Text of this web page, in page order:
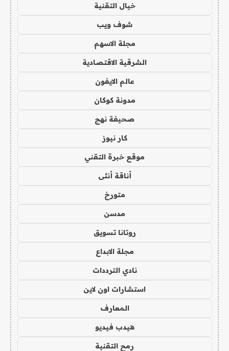
خيال التقنية
شوف ويب
مجلة الاسهم
الشرقية الاقتصادية
عالم الايفون
مدونة كوكان
صحيفة نهج
كار نيوز
موقع خبرة التقني
أناقة أنثى
متورخ
مدسن
روتانا تسويق
مجلة الابداع
نادي الترددات
استشارات اون لاين
المعارف
هيدب فيديو
رمح التقنية